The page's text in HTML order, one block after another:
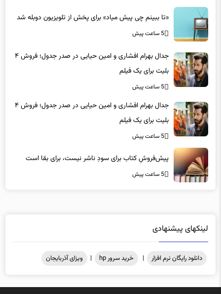
«تا ببینم چی پیش میاد» برای پخش از تلویزیون دوبله شد
5 ساعت پیش
جدال بهرام افشاری و امین حیایی در صدر جدول؛ فروش ۴
بلیت برای یک فیلم
5 ساعت پیش
جدال بهرام افشاری و امین حیایی در صدر جدول؛ فروش ۴
بلیت برای یک فیلم
5 ساعت پیش
پیش‌فروشِ کتاب برای سودِ ناشر نیست، برای بقا است
5 ساعت پیش
لینکهای پیشنهادی
دانلود رایگان نرم افزار | خرید سرور hp | ویزای آذربایجان